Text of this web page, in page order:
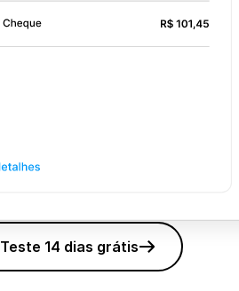
Teste 14 dias grátis